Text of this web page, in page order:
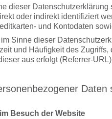
dieser
oder indirekt identifiziert
und Kontodaten
Sinne dieser
und Häufigkeit des
aus erfolgt (Referrer-
Besuch der Website